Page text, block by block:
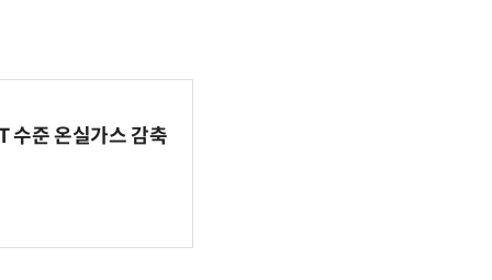
준 온실가스 감축